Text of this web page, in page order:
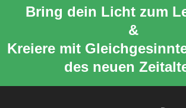
Bring dein Licht zum
&
Kreiere mit
des neuen